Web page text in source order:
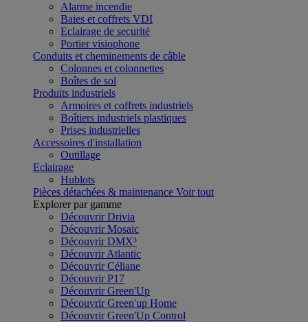
Alarme incendie
Baies et coffrets VDI
Eclairage de securité
Portier visiophone
Conduits et cheminements de câble
Colonnes et colonnettes
Boîtes de sol
Produits industriels
Armoires et coffrets industriels
Boîtiers industriels plastiques
Prises industrielles
Accessoires d'installation
Outillage
Eclairage
Hublots
Pièces détachées & maintenance Voir tout
Explorer par gamme
Découvrir Drivia
Découvrir Mosaic
Découvrir DMX³
Découvrir Atlantic
Découvrir Céliane
Découvrir P17
Découvrir Green'Up
Découvrir Green'up Home
Découvrir Green'Up Control